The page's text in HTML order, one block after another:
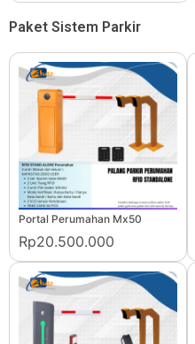
Paket Sistem Parkir
Portal Perumahan Mx50
Rp20.500.000